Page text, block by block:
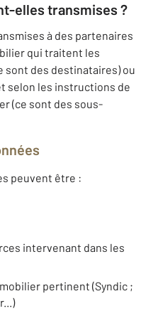
elles transmises ?
à des partenaires
qui traitent les
sont des destinataires) ou
selon les instructions de
(ce sont des sous-
peuvent être :
intervenant dans les
pertinent (Syndic ;